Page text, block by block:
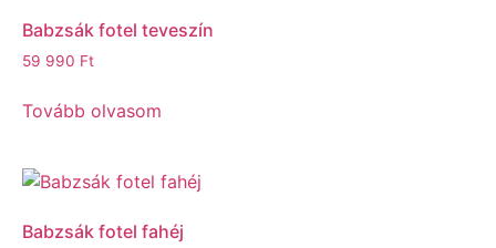
Babzsák fotel teveszín
59 990 Ft
Tovább olvasom
Babzsák fotel fahéj